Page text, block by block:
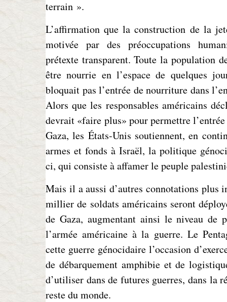
terrain ».
L’affirmation que la construction de la
motivée par des préoccupations
prétexte transparent. Toute la population
être nourrie en l’espace de quelques
bloquait pas l’entrée de nourriture dans
Alors que les responsables américains
devrait «faire plus» pour permettre
Gaza, les États-Unis soutiennent, en
armes et fonds à Israël, la politique
ci, qui consiste à affamer le peuple
Mais il a aussi d’autres connotations plus
millier de soldats américains seront
de Gaza, augmentant ainsi le niveau de
l’armée américaine à la guerre. Le
cette guerre génocidaire l’occasion
de débarquement amphibie et de
d’utiliser dans de futures guerres, dans la
reste du monde.